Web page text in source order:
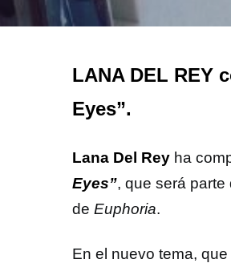
LANA DEL REY
Eyes”.
Lana Del Rey ha
Eyes”, que será
de Euphoria.
En el nuevo tema,